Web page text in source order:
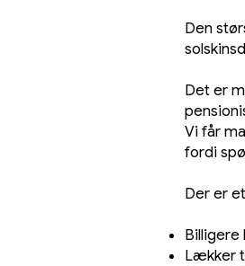
Den
Det er
Vi får
fordi
​Der er
Billigere
Lækker